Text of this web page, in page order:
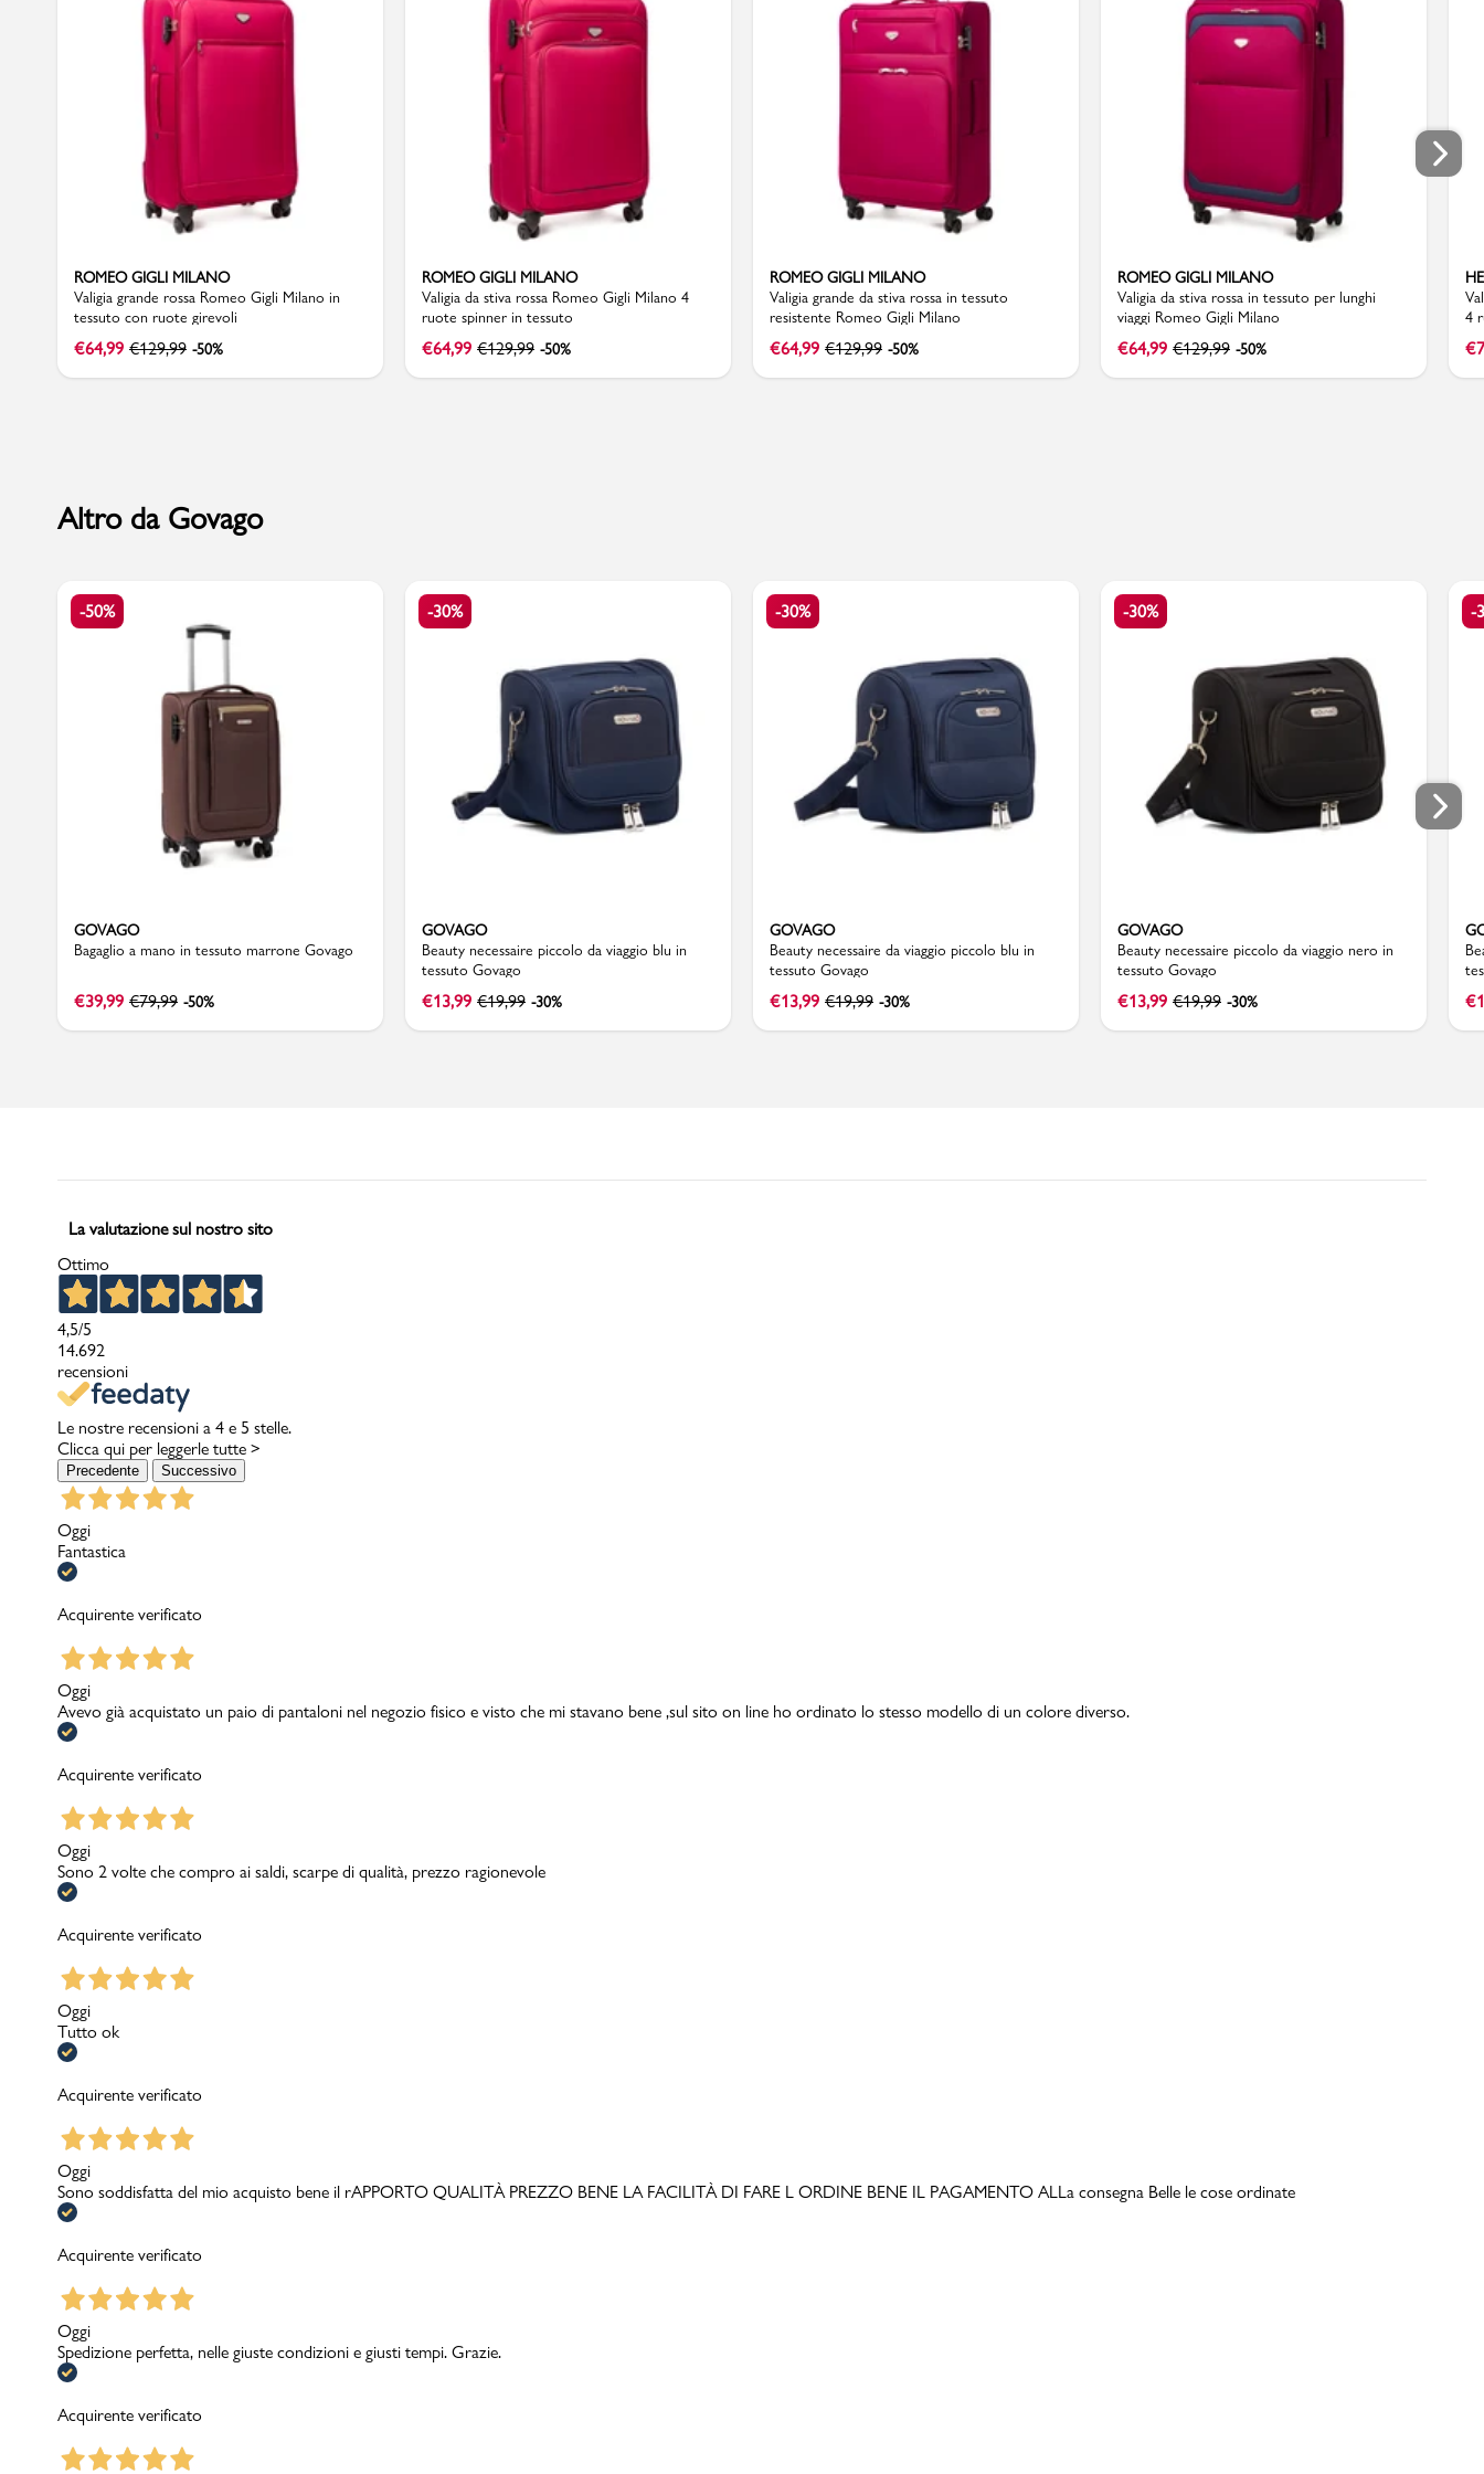
PMagazine
pcard
ROMEO GIGLI MILANO
Valigia grande rossa Romeo Gigli Milano in
tessuto con ruote girevoli
€64,99 €129,99 -50%
ROMEO GIGLI MILANO
Valigia da stiva rossa Romeo Gigli Milano 4
ruote spinner in tessuto
€64,99 €129,99 -50%
ROMEO GIGLI MILANO
Valigia grande da stiva rossa in tessuto
resistente Romeo Gigli Milano
€64,99 €129,99 -50%
ROMEO GIGLI MILANO
Valigia da stiva rossa in tessuto per lunghi
viaggi Romeo Gigli Milano
€64,99 €129,99 -50%
4
€
Altro da Govago
-50%
GOVAGO
Bagaglio a mano in tessuto marrone Govago
€39,99 €79,99 -50%
-30%
GOVAGO
Beauty necessaire piccolo da viaggio blu in
tessuto Govago
€13,99 €19,99 -30%
-30%
GOVAGO
Beauty necessaire da viaggio piccolo blu in
tessuto Govago
€13,99 €19,99 -30%
-30%
GOVAGO
Beauty necessaire piccolo da viaggio nero in
tessuto Govago
€13,99 €19,99 -30%
-
€
La valutazione sul nostro sito
Ottimo
4,5/5
14.692
recensioni
Le nostre recensioni a 4 e 5 stelle.
Clicca qui per leggerle tutte >
Precedente Successivo
Oggi
Fantastica
Acquirente verificato
Oggi
Avevo già acquistato un paio di pantaloni nel negozio fisico e visto che mi stavano bene ,sul sito on line ho ordinato lo stesso modello di un colore diverso.
Acquirente verificato
Oggi
Sono 2 volte che compro ai saldi, scarpe di qualità, prezzo ragionevole
Acquirente verificato
Oggi
Tutto ok
Acquirente verificato
Oggi
Sono soddisfatta del mio acquisto bene il rAPPORTO QUALITÀ PREZZO BENE LA FACILITÀ DI FARE L ORDINE BENE IL PAGAMENTO ALLa consegna Belle le cose ordinate
Acquirente verificato
Oggi
Spedizione perfetta, nelle giuste condizioni e giusti tempi. Grazie.
Acquirente verificato